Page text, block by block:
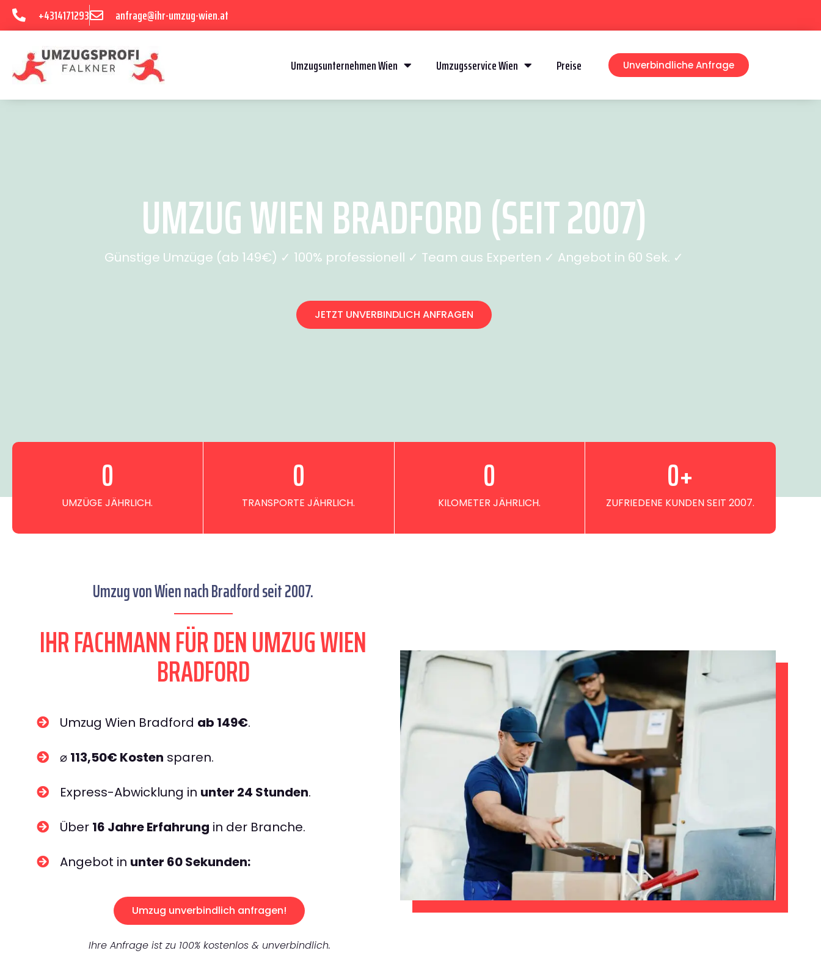
+4314171293 anfrage@ihr-umzug-wien.at
Umzugsunternehmen Wien Umzugsservice Wien Preise Unverbindliche Anfrage
UMZUG WIEN BRADFORD (SEIT 2007)
Günstige Umzüge (ab 149€) ✓ 100% professionell ✓ Team aus Experten ✓ Angebot in 60 Sek. ✓
JETZT UNVERBINDLICH ANFRAGEN
UMZÜGE JÄHRLICH.
0
TRANSPORTE JÄHRLICH.
0
KILOMETER JÄHRLICH.
0
ZUFRIEDENE KUNDEN SEIT 2007.
0+
Umzug von Wien nach Bradford seit 2007.
IHR FACHMANN FÜR DEN UMZUG WIEN
BRADFORD
Umzug Wien Bradford ab 149€.
⌀ 113,50€ Kosten sparen.
Express-Abwicklung in unter 24 Stunden.
Über 16 Jahre Erfahrung in der Branche.
Angebot in unter 60 Sekunden:
Umzug unverbindlich anfragen!
Ihre Anfrage ist zu 100% kostenlos & unverbindlich.